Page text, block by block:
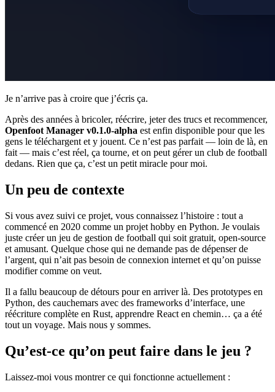
Je n’arrive pas à croire que j’écris ça.
Après des années à bricoler, réécrire, jeter des trucs et recommencer,
Openfoot Manager v0.1.0-alpha est enfin disponible pour que les
gens le téléchargent et y jouent. Ce n’est pas parfait — loin de là, en
fait — mais c’est réel, ça tourne, et on peut gérer un club de football
dedans. Rien que ça, c’est un petit miracle pour moi.
Un peu de contexte
Si vous avez suivi ce projet, vous connaissez l’histoire : tout a
commencé en 2020 comme un projet hobby en Python. Je voulais
juste créer un jeu de gestion de football qui soit gratuit, open-source
et amusant. Quelque chose qui ne demande pas de dépenser de
l’argent, qui n’ait pas besoin de connexion internet et qu’on puisse
modifier comme on veut.
Il a fallu beaucoup de détours pour en arriver là. Des prototypes en
Python, des cauchemars avec des frameworks d’interface, une
réécriture complète en Rust, apprendre React en chemin… ça a été
tout un voyage. Mais nous y sommes.
Qu’est-ce qu’on peut faire dans le jeu ?
Laissez-moi vous montrer ce qui fonctionne actuellement :